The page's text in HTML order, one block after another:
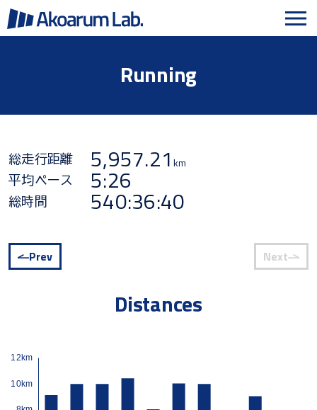
Running
総走行距離 5,957.21km
平均ペース 5:26
総時間 540:36:40
Prev Next
Distances